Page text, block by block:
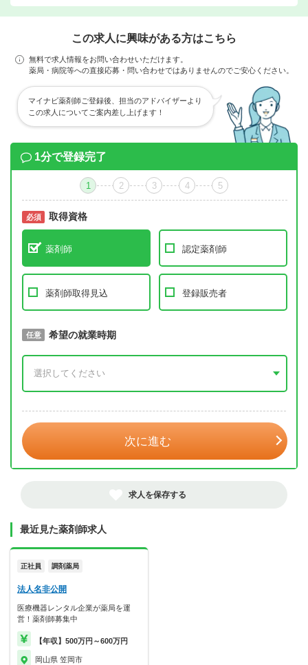
この求人に興味がある方はこちら
無料で求人情報をお問い合わせいただけます。
薬局・病院等への直接応募・問い合わせではありませんのでご安心ください。
マイナビ薬剤師ご登録後、担当のアドバイザーより
この求人についてご案内差し上げます！
1分で登録完了
1 2 3 4 5
必須 取得資格
薬剤師 認定薬剤師
薬剤師取得見込 登録販売者
必須 取得予定年
任意 希望の就業時期
次に進む
求人を保存する
最近見た薬剤師求人
正社員 調剤薬局
法人名非公開
医療機器レンタル企業が薬局を運
営！薬剤師募集中
【年収】500万円～600万円
岡山県 笠岡市